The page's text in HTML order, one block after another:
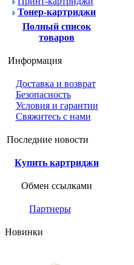
Тонер-картриджи
Полный список
товаров
Информация
Доставка и возврат
Безопасность
Условия и гарантии
Свяжитесь с нами
Последние новости
Купить картриджи
Обмен ссылками
Партнеры
Новинки